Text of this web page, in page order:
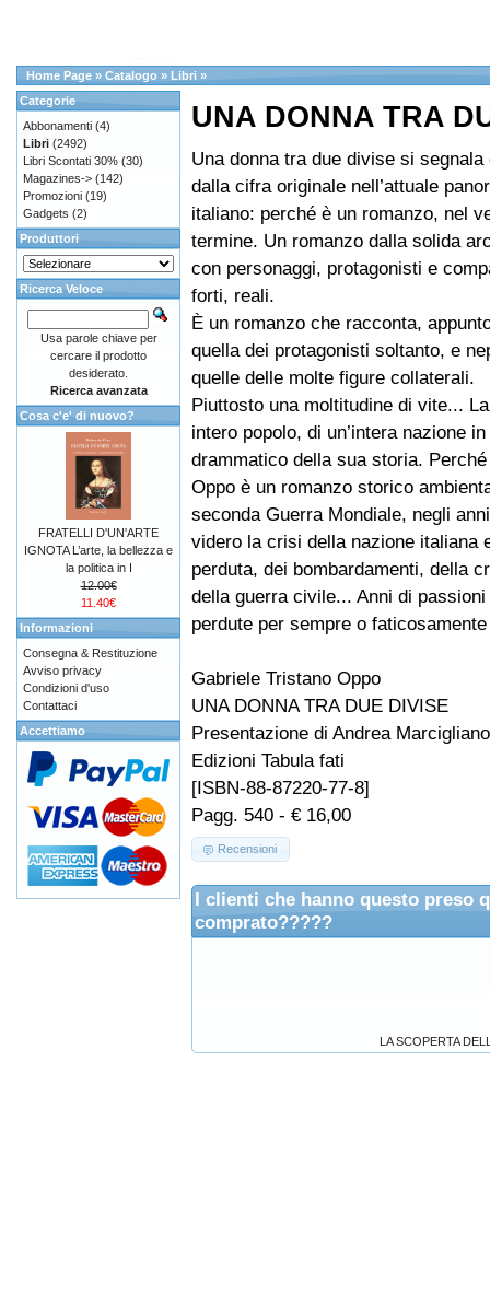
Home Page » Catalogo » Libri »
UNA DONNA TRA
Una donna tra due divise si segnala
dalla cifra originale nell’attuale
italiano: perché è un romanzo, nel
termine. Un romanzo dalla solida
con personaggi, protagonisti e
forti, reali.
È un romanzo che racconta,
quella dei protagonisti soltanto, e
quelle delle molte figure collaterali.
Piuttosto una moltitudine di vite...
intero popolo, di un’intera nazione
drammatico della sua storia.
Oppo è un romanzo storico
seconda Guerra Mondiale, negli
videro la crisi della nazione italiana
perduta, dei bombardamenti, della
della guerra civile... Anni di
perdute per sempre o
Gabriele Tristano Oppo
UNA DONNA TRA DUE DIVISE
Presentazione di Andrea Marcigliano
Edizioni Tabula fati
[ISBN-88-87220-77-8]
Pagg. 540 - € 16,00
Recensioni
I clienti che hanno questo preso
comprato?????
LA SCOPERTA
Categorie
Abbonamenti (4)
Libri (2492)
Libri Scontati 30% (30)
Magazines-> (142)
Promozioni (19)
Gadgets (2)
Produttori
Ricerca Veloce
Usa parole chiave per
cercare il prodotto
desiderato.
Ricerca avanzata
Cosa c'e' di nuovo?
FRATELLI D'UN'ARTE
IGNOTA L’arte, la bellezza e
la politica in I
12.00€
11.40€
Informazioni
Consegna & Restituzione
Avviso privacy
Condizioni d'uso
Contattaci
Accettiamo